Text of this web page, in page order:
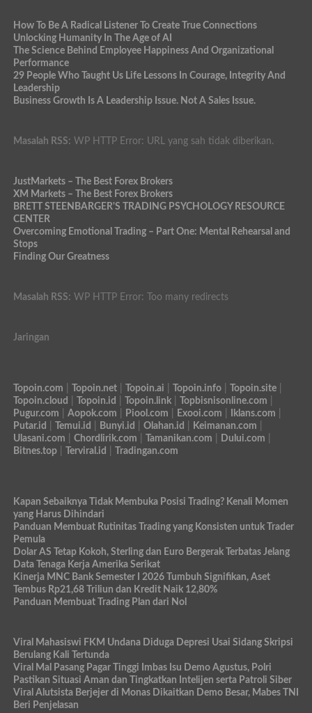
How To Be A Radical Listener To Create True Connections
Unlocking Humanity In The Age of AI
The Science Behind Employee Happiness And Organizational
Performance
29 People Who Taught Us Life Lessons In Courage, Integrity And
Leadership
Business Growth Is A Leadership Issue. Not A Sales Issue.
Masalah RSS: WP HTTP Error: URL yang sah tidak diberikan.
JustMarkets – The Best Forex Brokers
XM Markets – The Best Forex Brokers
BRETT STEENBARGER'S TRADING PSYCHOLOGY RESOURCE
CENTER
Overcoming Emotional Trading – Part One: Mental Rehearsal and
Stops
Finding Our Greatness
Masalah RSS: WP HTTP Error: Too many redirects
Jaringan
Topoin.com Topoin.net| Topoin.ai Topoin.info| Topoin.site|
Topoin.cloud
Topoin.id Topoin.link| Topbisnisonline.com
Pugur.com
Aopok.com Piool.com Exooi.com Iklans.com
Putar.id
Temui.id Bunyi.id Olahan.id Keimanan.com
Ulasani.com
Chordlirik.com Tamanikan.com Dului.com
Bitnes.top| Terviral.id Tradingan.com
Kapan Sebaiknya Tidak Membuka Posisi Trading? Kenali Momen
yang Harus Dihindari
Panduan Membuat Rutinitas Trading yang Konsisten untuk Trader
Pemula
Dolar AS Tetap Kokoh, Sterling dan Euro Bergerak Terbatas Jelang
Data Tenaga Kerja Amerika Serikat
Kinerja MNC Bank Semester I 2026 Tumbuh Signifikan, Aset
Tembus Rp21,68 Triliun dan Kredit Naik 12,80%
Panduan Membuat Trading Plan dari Nol
Viral Mahasiswi FKM Undana Diduga Depresi Usai Sidang Skripsi
Berulang Kali Tertunda
Viral Mal Pasang Pagar Tinggi Imbas Isu Demo Agustus, Polri
Pastikan Situasi Aman dan Tingkatkan Intelijen serta Patroli Siber
Viral Alutsista Berjejer di Monas Dikaitkan Demo Besar, Mabes TNI
Beri Penjelasan